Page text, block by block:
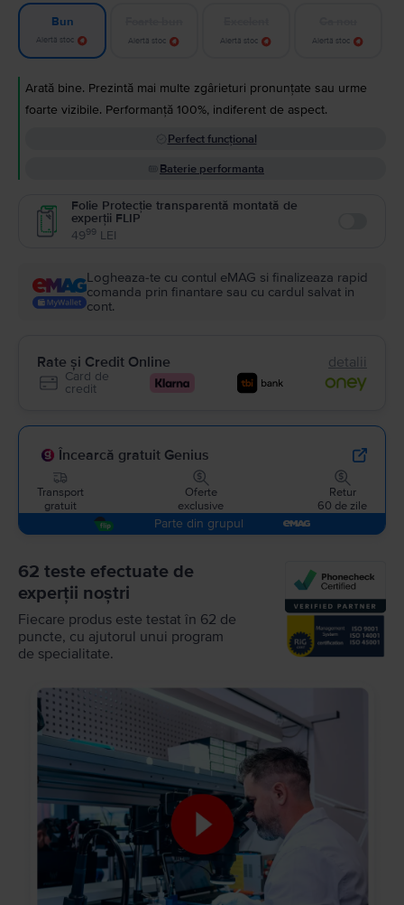
Bun
Alertă stoc Alertă stoc Alertă stoc Alertă stoc
Arată bine. Prezintă mai multe zgârieturi pronunțate sau urme
foarte vizibile. Performanță 100%, indiferent de aspect.
Perfect funcțional
Baterie performanta
Folie Protecție transparentă montată de
experții FLIP
4999 LEI
Logheaza-te cu contul eMAG si finalizeaza rapid
comanda prin finantare sau cu cardul salvat in
cont.
Rate și Credit Online detalii
Card de
credit
Încearcă gratuit Genius
Transport
gratuit
Oferte
exclusive
Retur
60 de zile
Parte din grupul
62 teste efectuate de
experții noștri
Fiecare produs este testat în 62 de
puncte, cu ajutorul unui program
de specialitate.